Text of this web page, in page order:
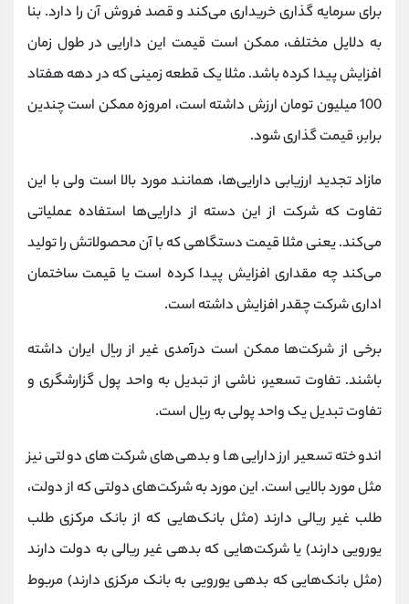
برای سرمایه گذاری خریداری می‌کند و قصد فروش آن را دارد. بنا
به دلایل مختلف، ممکن است قیمت این دارایی در طول زمان
افزایش پیدا کرده باشد. مثلا یک قطعه زمینی که در دهه هفتاد
100 میلیون تومان ارزش داشته است، امروزه ممکن است چندین
برابر، قیمت گذاری شود.
مازاد تجدید ارزیابی دارایی‌ها، همانند مورد بالا است ولی با این
تفاوت که شرکت از این دسته از دارایی‌ها استفاده عملیاتی
می‌کند. یعنی مثلا قیمت دستگاهی که با آن محصولاتش را تولید
می‌کند چه مقداری افزایش پیدا کرده است یا قیمت ساختمان
اداری شرکت چقدر افزایش داشته است.
برخی از شرکت‌ها ممکن است درآمدی غیر از ریال ایران داشته
باشند. تفاوت تسعیر، ناشی از تبدیل به واحد پول گزارشگری و
تفاوت تبدیل یک واحد پولی به ریال است.
اندوخته تسعیر ارز دارایی‌ها و بدهی‌های شرکت‌های دولتی نیز
مثل مورد بالایی است. این مورد به شرکت‌های دولتی که از دولت،
طلب غیر ریالی دارند (مثل بانک‌هایی که از بانک مرکزی طلب
یورویی دارند) یا شرکت‌هایی که بدهی غیر ریالی به دولت دارند
(مثل بانک‌هایی که بدهی یورویی به بانک مرکزی دارند) مربوط